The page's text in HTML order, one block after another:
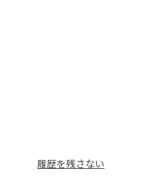
履歴を残さない